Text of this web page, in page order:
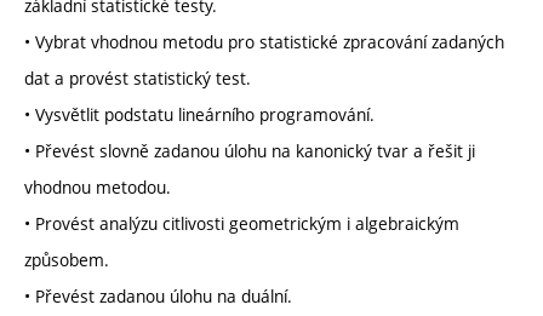
základní statistické testy.
• Vybrat vhodnou metodu pro statistické zpracování zadaných
dat a provést statistický test.
• Vysvětlit podstatu lineárního programování.
• Převést slovně zadanou úlohu na kanonický tvar a řešit ji
vhodnou metodou.
• Provést analýzu citlivosti geometrickým i algebraickým
způsobem.
• Převést zadanou úlohu na duální.